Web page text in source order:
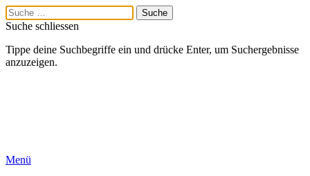
Suche schliessen
Tippe deine Suchbegriffe ein und drücke Enter, um Suchergebnisse
anzuzeigen.
Menü